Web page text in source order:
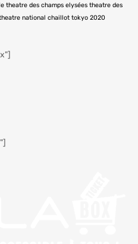
theatre des champs elysées theatre des
national chaillot tokyo 2020